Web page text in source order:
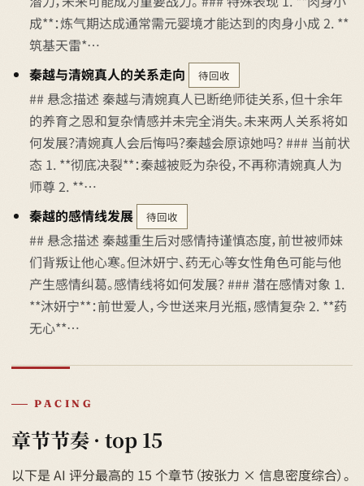
成**：炼气期达成通常需元婴境才能达到的肉身小成 2. **
筑基天雷*…
秦越与清婉真人的关系走向
待回收
## 悬念描述 秦越与清婉真人已断绝师徒关系，但十余年
的养育之恩和复杂情感并未完全消失。未来两人关系将如
何发展？清婉真人会后悔吗？秦越会原谅她吗？ ### 当前状
态 1. **彻底决裂**：秦越被贬为杂役，不再称清婉真人为
师尊 2. **…
秦越的感情线发展
待回收
## 悬念描述 秦越重生后对感情持谨慎态度，前世被师妹
们背叛让他心寒。但沐妍宁、药无心等女性角色可能与他
产生感情纠葛。感情线将如何发展？ ### 潜在感情对象 1.
**沐妍宁**：前世爱人，今世送来月光瓶，感情复杂 2. **药
无心**…
PACING
章节节奏 · top 15
以下是 AI 评分最高的 15 个章节（按张力 × 信息密度综合）。